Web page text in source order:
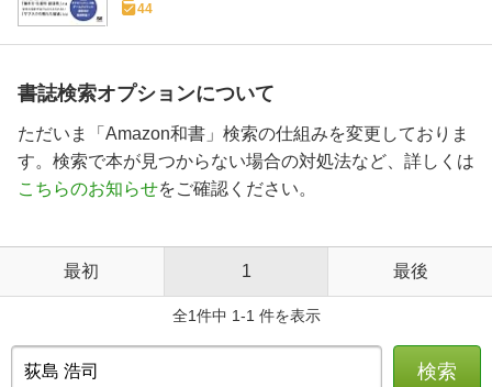
44
書誌検索オプションについて
ただいま「Amazon和書」検索の仕組みを変更しておりま
す。検索で本が見つからない場合の対処法など、詳しくは
こちらのお知らせをご確認ください。
最初 1 最後
全1件中 1-1 件を表示
検索